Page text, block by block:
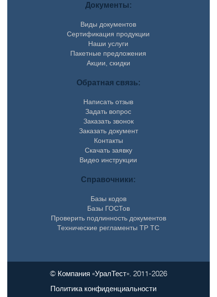
Документы:
Виды документов
Сертификация продукции
Наши услуги
Пакетные предложения
Акции, скидки
Обратная связь:
Написать отзыв
Задать вопрос
Заказать звонок
Заказать документ
Контакты
Скачать заявку
Видео инструкции
Справочники:
Базы кодов
Базы ГОСТов
Проверить подлинность документов
Технические регламенты ТР ТС
© Компания «УралТест». 2011-2026
Политика конфиденциальности